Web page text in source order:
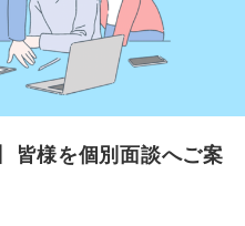
皆様を個別面談へご案